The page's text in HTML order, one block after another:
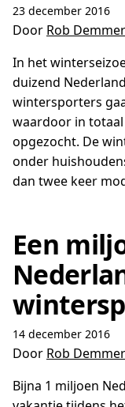
23 december 2016
Door Rob
In het
duizend
wintersporters
waardoor in
opgezocht. De
onder
dan twee keer
Een
14 december 2016
Door Rob
Bijna 1 miljoen